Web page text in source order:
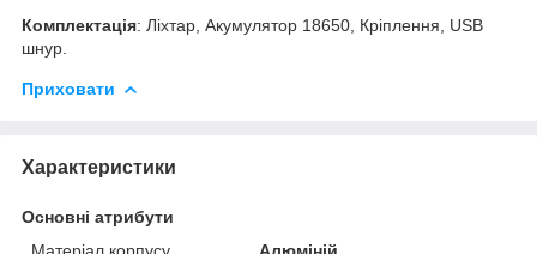
Комплектація: Ліхтар, Акумулятор 18650, Кріплення, USB
шнур.
Приховати
Характеристики
Основні атрибути
Матеріал корпусу
Алюміній